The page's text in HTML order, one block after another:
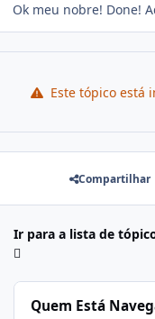
Ok meu nobre! Done!
Este tópico está
Compartilhar
Ir para a lista de
Quem Está